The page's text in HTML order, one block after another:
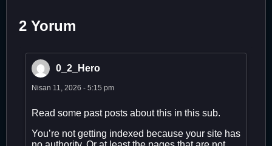
2 Yorum
0_2_Hero
Nisan 11, 2026 - 5:15 pm
Read some past posts about this in this sub.
You’re not getting indexed because your site has